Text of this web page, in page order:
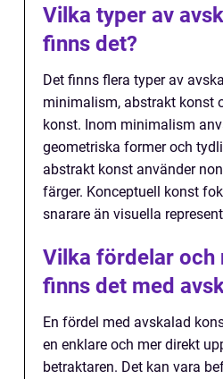
Vilka typer av
finns det?
Det finns flera typer av
minimalism, abstrakt konst
konst. Inom minimalism
geometriska former och
abstrakt konst använder
färger. Konceptuell konst
snarare än visuella
Vilka fördelar och
finns det med
En fördel med avskalad
en enklare och mer direkt
betraktaren. Det kan vara